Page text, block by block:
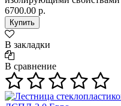
6700.00 р.
В закладки
В сравнение